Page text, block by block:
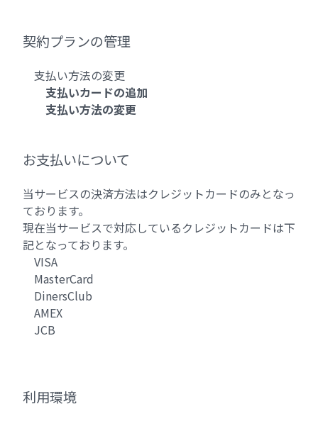
契約プランの管理
支払い方法の変更
支払いカードの追加
支払い方法の変更
お支払いについて
当サービスの決済方法はクレジットカードのみとなっ
ております。
現在当サービスで対応しているクレジットカードは下
記となっております。
VISA
MasterCard
DinersClub
AMEX
JCB
利用環境